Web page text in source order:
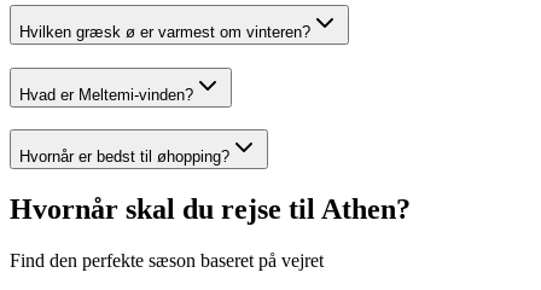
Hvilken græsk ø er varmest om vinteren?
Hvad er Meltemi-vinden?
Hvornår er bedst til øhopping?
Hvornår skal du rejse til Athen?
Find den perfekte sæson baseret på vejret